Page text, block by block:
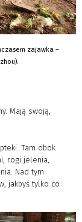
zajawka –
Mają swoją,
Tam obok
rogi jelenia,
Nad tym
jakbyś tylko co